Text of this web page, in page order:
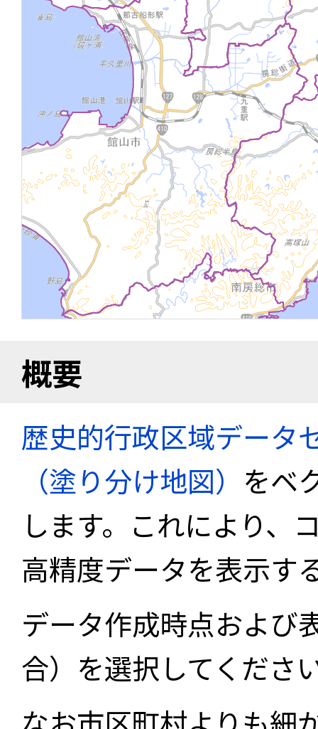
概要
歴史的行政区域データ
（塗り分け地図） をベ
します。これにより、
高精度データを表示す
データ作成時点および
合）を選択してくださ